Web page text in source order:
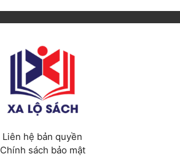
Liên hệ bản quyền
Chính sách bảo mật